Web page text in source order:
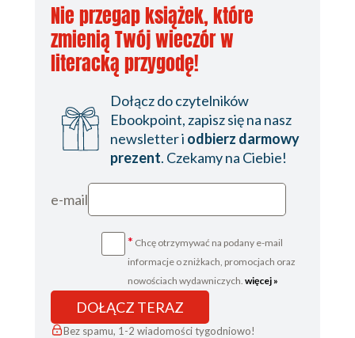
Nie przegap książek, które
zmienią Twój wieczór w
literacką przygodę!
Dołącz do czytelników
Ebookpoint, zapisz się na nasz
newsletter i odbierz darmowy
prezent. Czekamy na Ciebie!
e-mail
* Chcę otrzymywać na podany e-mail
informacje o zniżkach, promocjach oraz
nowościach wydawniczych. więcej »
DOŁĄCZ TERAZ
Bez spamu, 1-2 wiadomości tygodniowo!